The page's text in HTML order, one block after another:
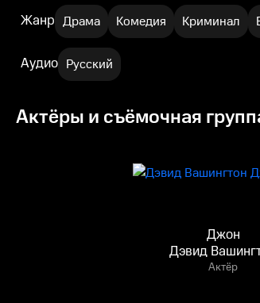
Жанр Драма Комедия Криминал
Аудио Русский
Актёры и съёмочная
Джон
Дэвид
Актёр